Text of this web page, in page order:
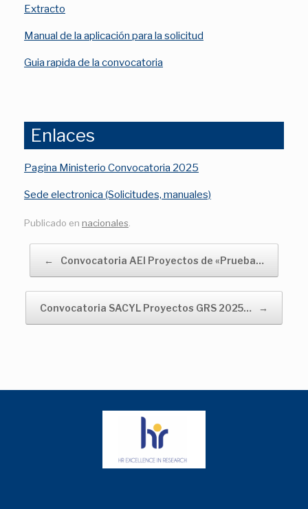
Extracto
Manual de la aplicación para la solicitud
Guia rapida de la convocatoria
Enlaces
Pagina Ministerio Convocatoria 2025
Sede electronica (Solicitudes, manuales)
Publicado en nacionales
← Convocatoria AEI Proyectos de «Prueba…
Convocatoria SACYL Proyectos GRS 2025… →